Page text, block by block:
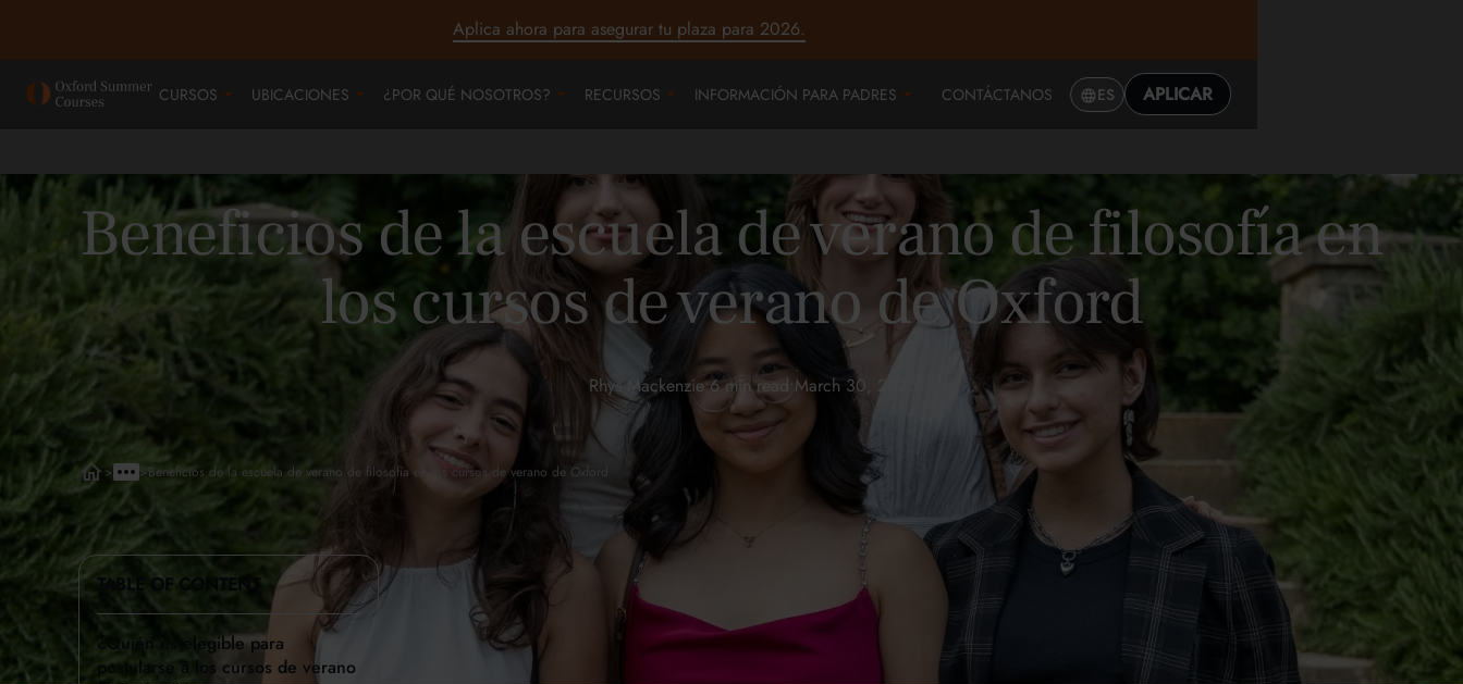
Aplica ahora para asegurar tu plaza para 2026.
CURSOS UBICACIONES ¿POR QUÉ NOSOTROS? RECURSOS INFORMACIÓN PARA PADRES CONTÁCTANOS ES APLICAR
Beneficios de la escuela de verano de filosofía en
los cursos de verano de Oxford
Rhys Mackenzie•6 min read•March 30, 2026
> >Beneficios de la escuela de verano de filosofía en los cursos de verano de Oxford
TABLE OF CONTENT
¿Quién es elegible para
postularse a los cursos de verano
¿Alguna vez te ha cautivado la exploración del pensamiento humano y las complejidades que dan forma a nuestra
comprensión de la existencia? ¿Le complace desentrañar las ideas profundas que han influido en el curso de la historia y que
siguen moldeando nuestras perspectivas? Si te apasiona la investigación filosófica y tienes curiosidad por adentrarte en el
cautivador reino de la
Philosophy Summer Schoolen los cursos de verano de Oxford, este programa presenta una oportunidad
excepcional para usted. Ya sea que tengas 13 o 24 años, prepárate para un viaje de aprendizaje estimulante e intelectualmente